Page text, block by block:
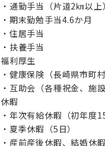
・通勤手当（片道2㎞以上）
・期末勤勉手当4.6か月
・住居手当
・扶養手当
福利厚生
・健康保険（長崎県市町
・互助会（各種祝金、施
休暇
・年次有給休暇（初年度
・夏季休暇（5日）
・産前産後休暇、結婚